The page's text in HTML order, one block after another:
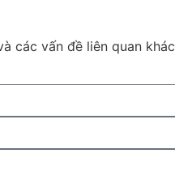
các vấn đề liên quan